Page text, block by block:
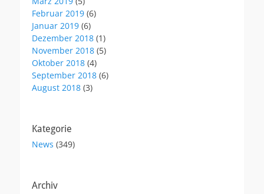
Februar 2019 (6)
Januar 2019 (6)
Dezember 2018 (1)
November 2018 (5)
Oktober 2018 (4)
September 2018 (6)
August 2018 (3)
Kategorie
News (349)
Archiv